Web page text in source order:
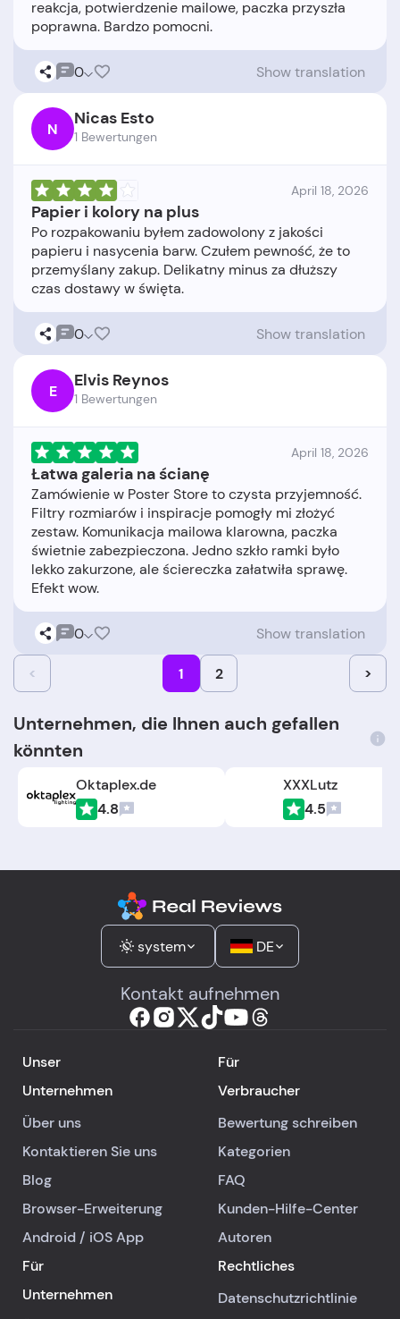
reakcja, potwierdzenie mailowe, paczka przyszła
0 Show translation
N Nicas Esto
1 Bewertungen
April 18, 2026
Papier i kolory na plus
Po rozpakowaniu byłem zadowolony z jakości
papieru i nasycenia barw. Czułem pewność, że to
przemyślany zakup. Delikatny minus za dłuższy
0 Show translation
E Elvis Reynos
1 Bewertungen
April 18, 2026
Łatwa galeria na ścianę
Zamówienie w Poster Store to czysta przyjemność.
Filtry rozmiarów i inspiracje pomogły mi złożyć
zestaw. Komunikacja mailowa klarowna, paczka
świetnie zabezpieczona. Jedno szkło ramki było
lekko zakurzone, ale ściereczka załatwiła sprawę.
0 Show translation
< 1 2 >
Unternehmen, die Ihnen auch gefallen
könnten
Oktaplex.de
4.8
XXXLutz
4.5
system DE
Kontakt aufnehmen
Unser
Unternehmen
Über uns
Kontaktieren Sie uns
Blog
Browser-Erweiterung
Android / iOSApp
Für
Verbraucher
Bewertung schreiben
Kategorien
FAQ
Kunden-Hilfe-Center
Autoren
Für
Unternehmen
Rechtliches
Datenschutzrichtlinie